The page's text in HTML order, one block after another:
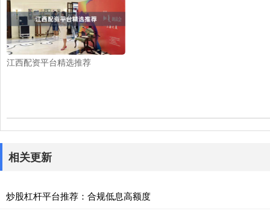
江西配资平台精选推荐
相关更新
炒股杠杆平台推荐：合规低息高额度